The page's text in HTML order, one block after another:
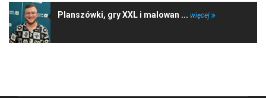
Planszówki, gry XXL i malowan ... więcej